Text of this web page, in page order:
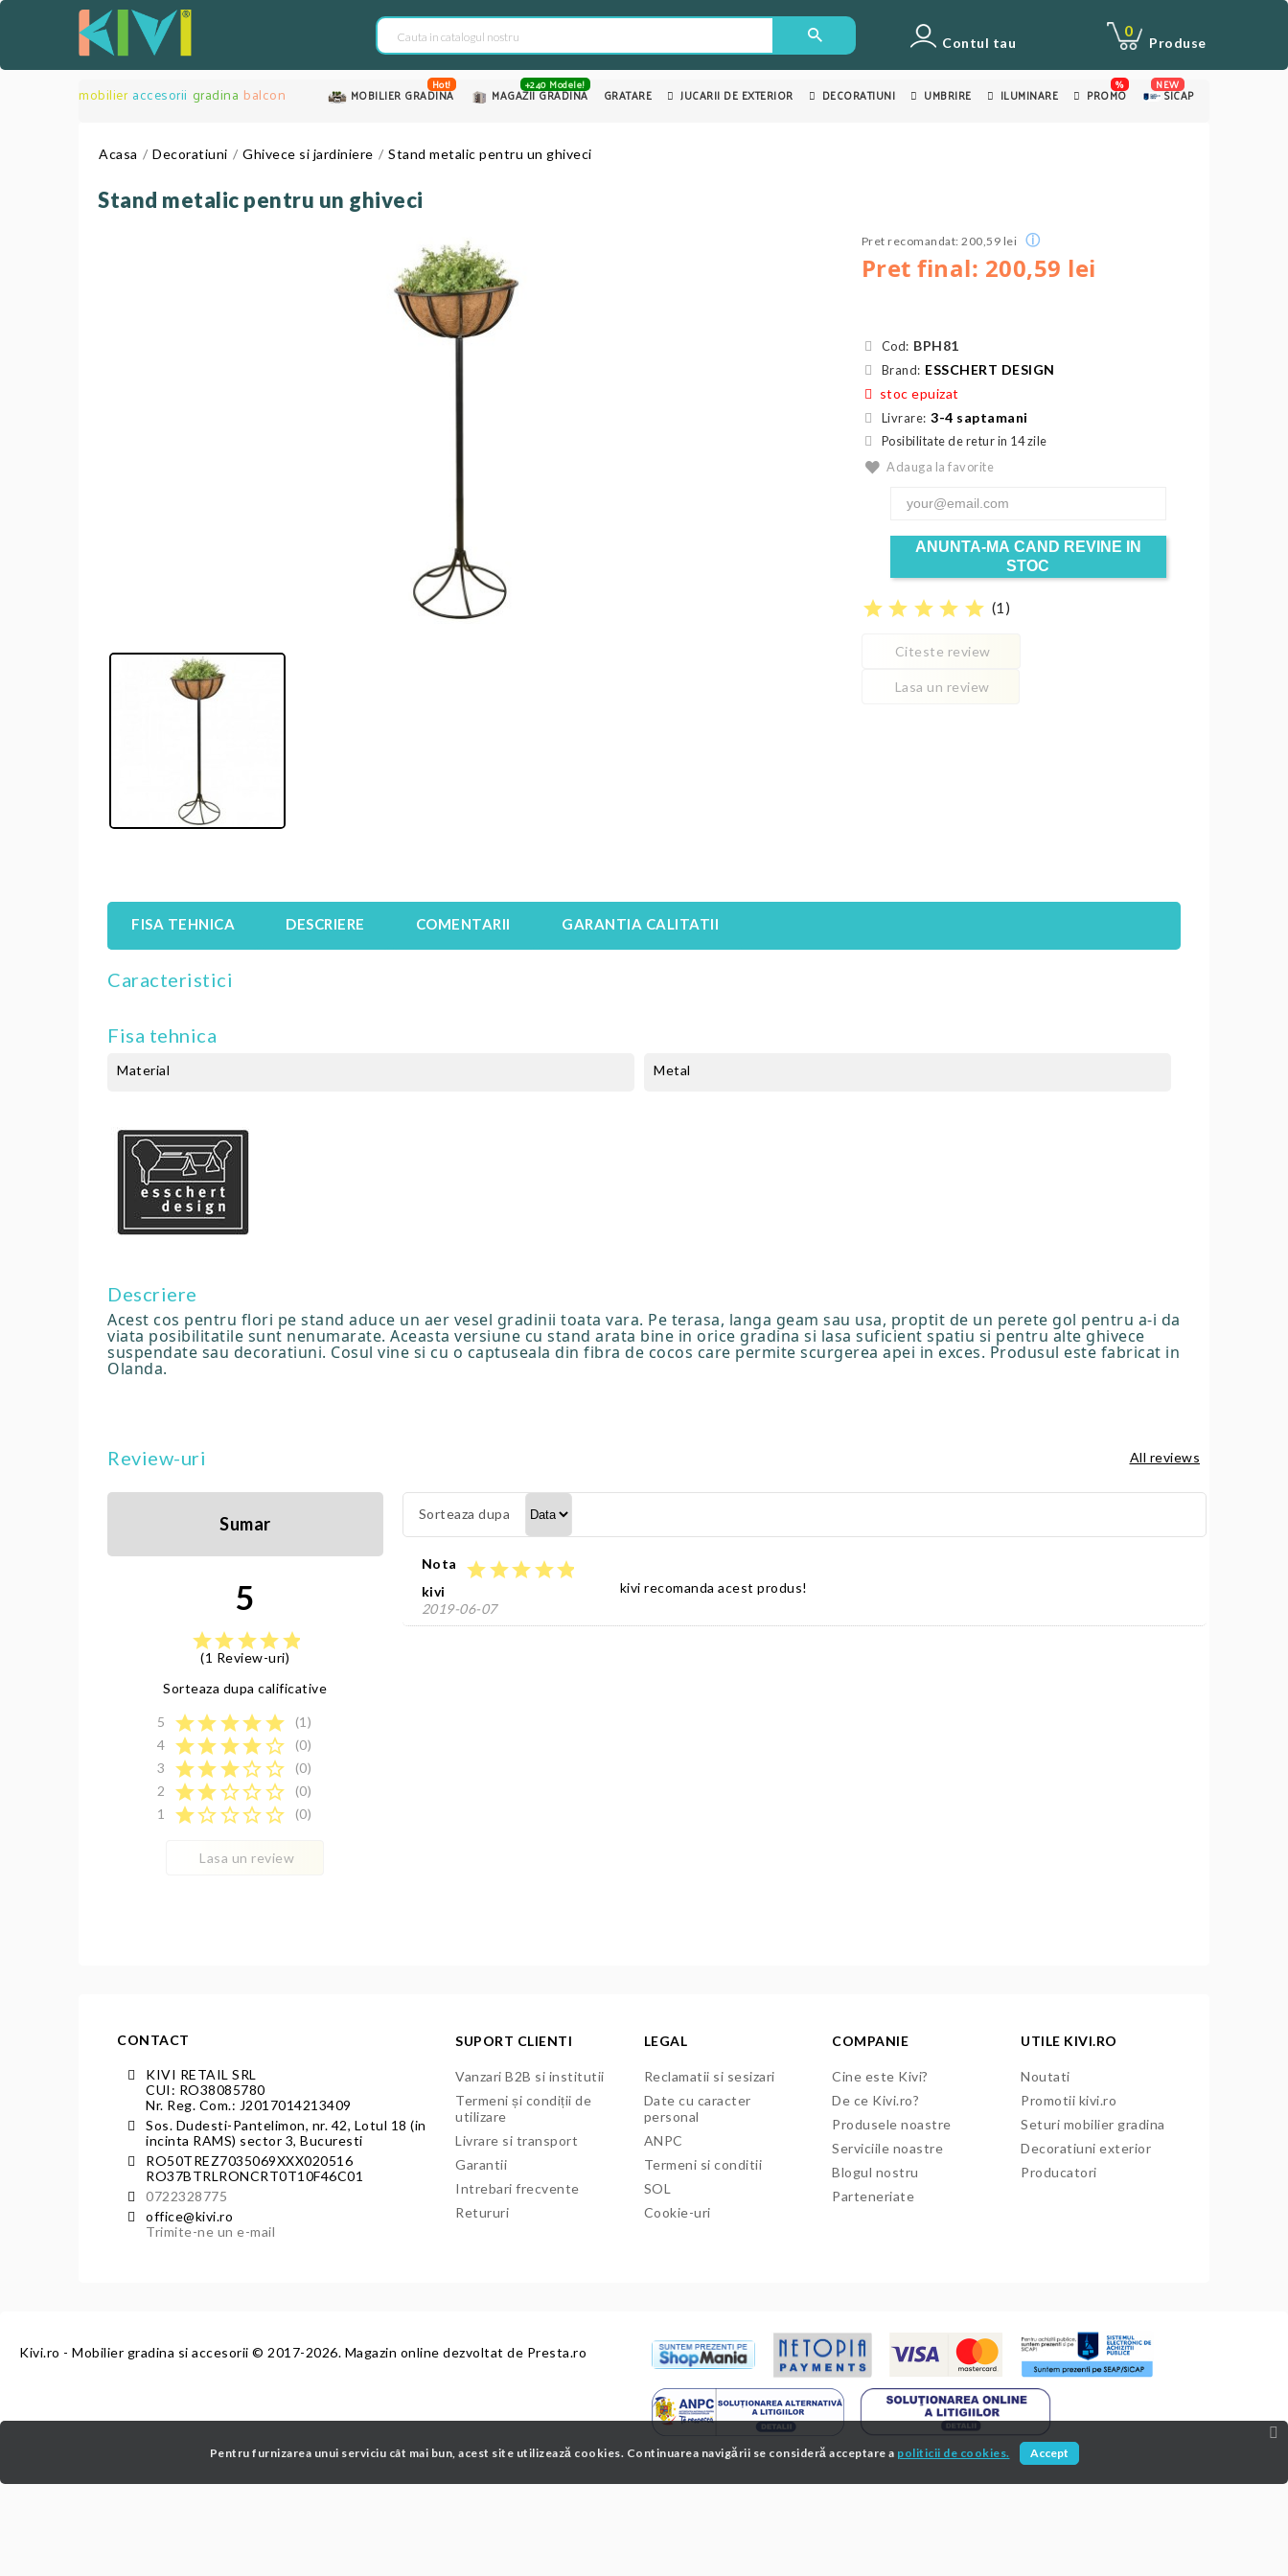
Contul tau Produse
0
mobilier accesorii gradina balcon MOBILIER GRADINA
Hot!
MAGAZII GRADINA
+240 Modele!
GRATARE JUCARII DE EXTERIOR DECORATIUNI UMBRIRE ILUMINARE PROMO
%
SICAP
NEW
Acasa Decoratiuni Ghivece si jardiniere Stand metalic pentru un ghiveci
Stand metalic pentru un ghiveci
Pret final: 200,59 lei
Pret recomandat: 200,59 lei ⓘ
Cod: BPH81
Brand: ESSCHERT DESIGN
stoc epuizat
Livrare: 3-4 saptamani
Posibilitate de retur in 14 zile
Adauga la favorite
ANUNTA-MA CAND REVINE IN
STOC
star star star star star (1 )
Citeste review
Lasa un review
FISA TEHNICA DESCRIERE COMENTARII GARANTIA CALITATII
Caracteristici
Fisa tehnica
Material Metal
Descriere
Acest cos pentru flori pe stand aduce un aer vesel gradinii toata vara. Pe terasa, langa geam sau usa, proptit de un perete gol pentru a-i da
viata posibilitatile sunt nenumarate. Aceasta versiune cu stand arata bine in orice gradina si lasa suficient spatiu si pentru alte ghivece
suspendate sau decoratiuni. Cosul vine si cu o captuseala din fibra de cocos care permite scurgerea apei in exces. Produsul este fabricat in
Olanda.
Review-uri All reviews
Sumar
5
starstarstarstarstar
(1 Review-uri)
Sorteaza dupa calificative
5 starstarstarstarstar
(1)
4
starstarstarstarstar_border
(0)
3
starstarstarstar_borderstar_border
(0)
2
starstarstar_borderstar_borderstar_border
(0)
1
starstar_borderstar_borderstar_borderstar_border (0)
Lasa un review
Sorteaza dupa
Nota starstarstarstarstar
kivi
2019-06-07
kivi recomanda acest produs!
CONTACT
KIVI RETAIL SRL
CUI: RO38085780
Nr. Reg. Com.: J2017014213409
Sos. Dudesti-Pantelimon, nr. 42, Lotul 18 (in
incinta RAMS) sector 3, Bucuresti
RO50TREZ7035069XXX020516
RO37BTRLRONCRT0T10F46C01
0722328775
office@kivi.ro
Trimite-ne un e-mail
SUPORT CLIENTI
Vanzari B2B si institutii
Termeni și condiții de
utilizare
Livrare si transport
Garantii
Intrebari frecvente
Retururi
LEGAL
Reclamatii si sesizari
Date cu caracter
personal
ANPC
Termeni si conditii
SOL
Cookie-uri
COMPANIE
Cine este Kivi?
De ce Kivi.ro?
Produsele noastre
Serviciile noastre
Blogul nostru
Parteneriate
UTILE KIVI.RO
Noutati
Promotii kivi.ro
Seturi mobilier gradina
Decoratiuni exterior
Producatori
Kivi.ro - Mobilier gradina si accesorii © 2017-2026. Magazin online dezvoltat de Presta.ro
Pentru furnizarea unui serviciu cât mai bun, acest site utilizează cookies. Continuarea navigării se consideră acceptare a politicii de cookies. Accept